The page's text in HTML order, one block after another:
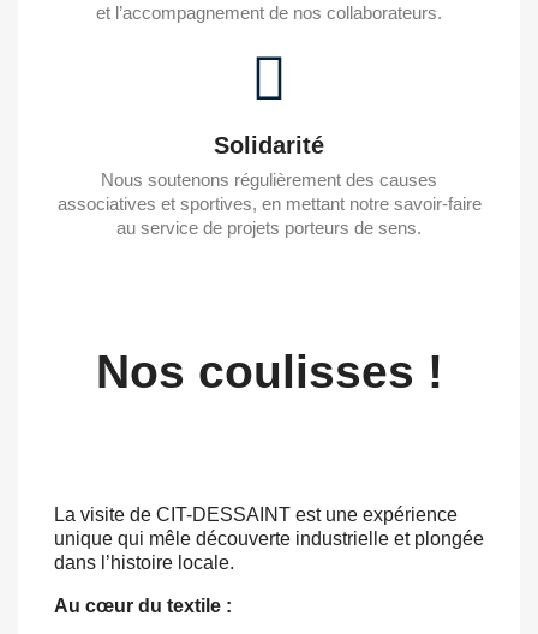
et l’accompagnement de nos collaborateurs.
Solidarité
Nous soutenons régulièrement des causes
associatives et sportives, en mettant notre savoir-faire
au service de projets porteurs de sens.
Nos coulisses !
La visite de CIT-DESSAINT est une expérience
unique qui mêle découverte industrielle et plongée
dans l’histoire locale.
Au cœur du textile :